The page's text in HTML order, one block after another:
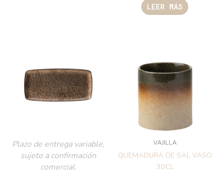
LEER MÁS
Plazo de entrega variable,
sujeto a confirmación
comercial.
VAJILLA
QUEMADURA DE SAL VASO
30CL